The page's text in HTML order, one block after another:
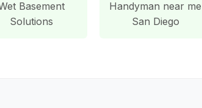
Basement
Solutions
Handyman near me
San Diego